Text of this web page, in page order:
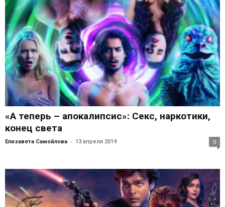
«А теперь – апокалипсис»: Секс, наркотики,
конец света
Елизавета Самойлова - 13 апреля 2019 0